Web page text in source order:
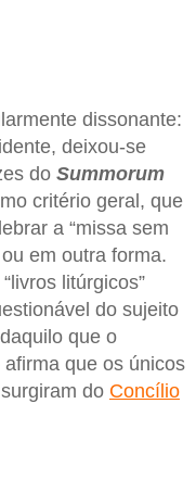
dissonante:
deixou-se
do Summorum
critério geral, que
a “missa sem
em outra forma.
litúrgicos”
do sujeito
que o
que os únicos
do Concílio